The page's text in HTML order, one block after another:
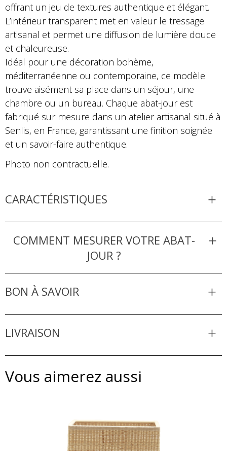
offrant un jeu de textures authentique et élégant.
L’intérieur transparent met en valeur le tressage
artisanal et permet une diffusion de lumière douce
et chaleureuse.
Idéal pour une décoration bohème,
méditerranéenne ou contemporaine, ce modèle
trouve aisément sa place dans un séjour, une
chambre ou un bureau. Chaque abat-jour est
fabriqué sur mesure dans un atelier artisanal situé à
Senlis, en France, garantissant une finition soignée
et un savoir-faire authentique.
Photo non contractuelle.
CARACTÉRISTIQUES
COMMENT MESURER VOTRE ABAT-
JOUR ?
BON À SAVOIR
LIVRAISON
Vous aimerez aussi